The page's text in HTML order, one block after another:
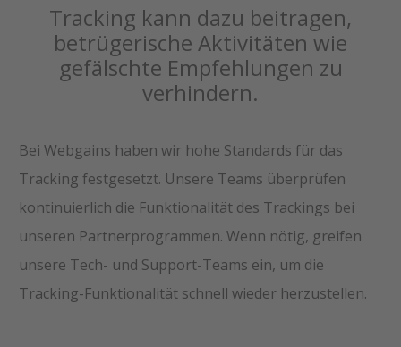
Tracking kann dazu beitragen,
betrügerische Aktivitäten wie
gefälschte Empfehlungen zu
verhindern.
Bei Webgains haben wir hohe Standards für das
Tracking festgesetzt. Unsere Teams überprüfen
kontinuierlich die Funktionalität des Trackings bei
unseren Partnerprogrammen. Wenn nötig, greifen
unsere Tech- und Support-Teams ein, um die
Tracking-Funktionalität schnell wieder herzustellen.